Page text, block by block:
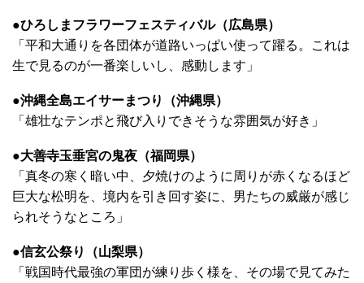
●ひろしまフラワーフェスティバル（広島県）
「平和大通りを各団体が道路いっぱい使って躍る。これは
生で見るのが一番楽しいし、感動します」
●沖縄全島エイサーまつり（沖縄県）
「雄壮なテンポと飛び入りできそうな雰囲気が好き」
●大善寺玉垂宮の鬼夜（福岡県）
「真冬の寒く暗い中、夕焼けのように周りが赤くなるほど
巨大な松明を、境内を引き回す姿に、男たちの威厳が感じ
られそうなところ」
●信玄公祭り（山梨県）
「戦国時代最強の軍団が練り歩く様を、その場で見てみた